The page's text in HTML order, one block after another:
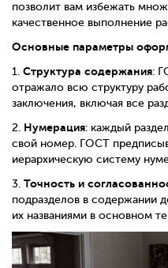
позволит вам избежать
качественное выполнение
Основные параметры
1. Структура содержания:
отражало всю структуру
заключения, включая все
2. Нумерация: каждый
свой номер. ГОСТ
иерархическую систему
3. Точность и
подразделов в содержании
их названиями в основном